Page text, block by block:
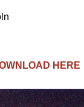
HERE